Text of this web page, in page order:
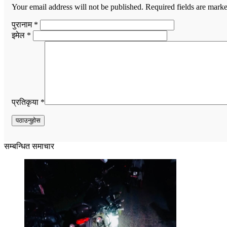
Your email address will not be published. Required fields are
पुरानाम *
इमेल *
प्रतिकृया *
सम्बन्धित समाचार